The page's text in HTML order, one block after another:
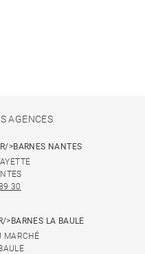
AGENCES
>BARNES NANTES
30
>BARNES LA BAULE
MARCHÉ